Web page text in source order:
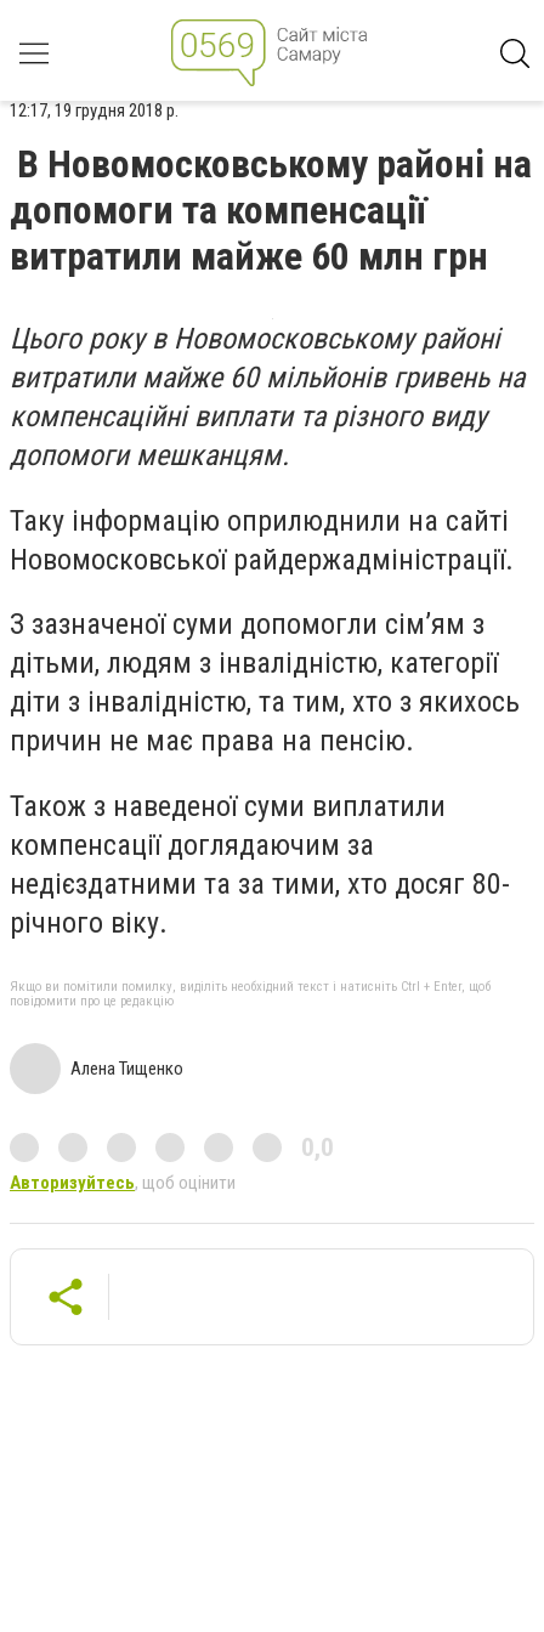
12:17, 19 грудня 2018 р.
В Новомосковському районі на
допомоги та компенсації
витратили майже 60 млн грн
Цього року в Новомосковському районі
витратили майже 60 мільйонів гривень на
компенсаційні виплати та різного виду
допомоги мешканцям.
Таку інформацію оприлюднили на сайті
Новомосковської райдержадміністрації.
З зазначеної суми допомогли сім’ям з
дітьми, людям з інвалідністю, категорії
діти з інвалідністю, та тим, хто з якихось
причин не має права на пенсію.
Також з наведеної суми виплатили
компенсації доглядаючим за
недієздатними та за тими, хто досяг 80-
річного віку.
Якщо ви помітили помилку, виділіть необхідний текст і натисніть Ctrl + Enter, щоб
повідомити про це редакцію
Алена Тищенко
0,0
Авторизуйтесь, щоб оцінити